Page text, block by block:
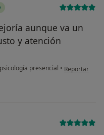
aunque va un
y atención
presencial • en opinión
Reportar